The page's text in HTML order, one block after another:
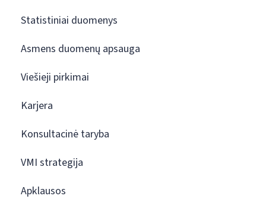
Statistiniai duomenys
Asmens duomenų apsauga
Viešieji pirkimai
Karjera
Konsultacinė taryba
VMI strategija
Apklausos